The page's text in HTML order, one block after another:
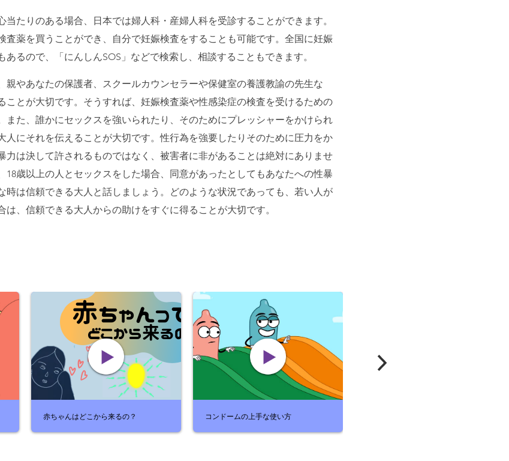
たりのある場合、日本では婦人科・産婦人科を受診することができます。
査薬を買うことができ、自分で妊娠検査をすることも可能です。全国に妊娠
るので、「にんしんSOS」などで検索し、相談することもできます。
親やあなたの保護者、スクールカウンセラーや保健室の養護教諭の先生な
ことが大切です。そうすれば、妊娠検査薬や性感染症の検査を受けるための
また、誰かにセックスを強いられたり、そのためにプレッシャーをかけられ
人にそれを伝えることが大切です。性行為を強要したりそのために圧力をか
力は決して許されるものではなく、被害者に非があることは絶対にありませ
18歳以上の人とセックスをした場合、同意があったとしてもあなたへの性暴
時は信頼できる大人と話しましょう。どのような状況であっても、若い人が
、信頼できる大人からの助けをすぐに得ることが大切です。
赤ちゃんはどこから来るの？ コンドームの上手な使い方